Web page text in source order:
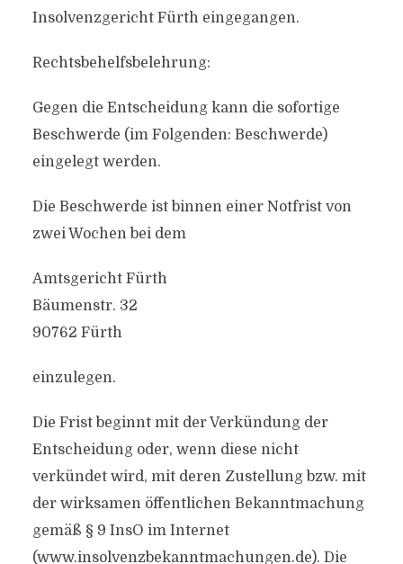
Insolvenzgericht Fürth eingegangen.
Rechtsbehelfsbelehrung:
Gegen die Entscheidung kann die sofortige
Beschwerde (im Folgenden: Beschwerde)
eingelegt werden.
Die Beschwerde ist binnen einer Notfrist von
zwei Wochen bei dem
Amtsgericht Fürth
Bäumenstr. 32
90762 Fürth
einzulegen.
Die Frist beginnt mit der Verkündung der
Entscheidung oder, wenn diese nicht
verkündet wird, mit deren Zustellung bzw. mit
der wirksamen öffentlichen Bekanntmachung
gemäß § 9 InsO im Internet
(www.insolvenzbekanntmachungen.de). Die